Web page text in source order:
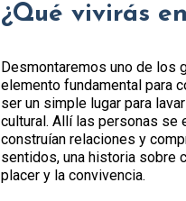
¿Qué vivirás
Desmontaremos uno de los
elemento fundamental para
ser un simple lugar para
cultural. Allí las personas se
construían relaciones y
sentidos, una historia sobre
placer y la convivencia.